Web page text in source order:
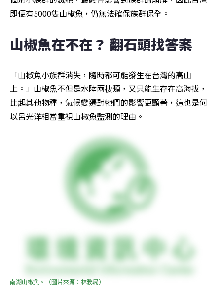
即便有5000隻山椒魚，仍無法確保族群保全。
山椒魚在不在？ 翻石頭找答案
「山椒魚小族群消失，隨時都可能發生在台灣的高山
上。」山椒魚不但是水陸兩棲類，又只能生存在高海拔，
比起其他物種，氣候變遷對牠們的影響更顯著，這也是何
以呂光洋相當重視山椒魚監測的理由。
南湖山椒魚。（圖片來源：林務局）